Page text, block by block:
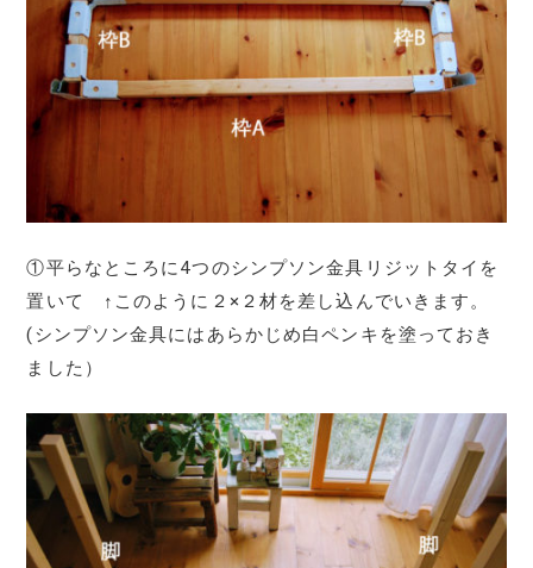
①平らなところに4つのシンプソン金具リジットタイを
置いて ↑このように２×２材を差し込んでいきます。
(シンプソン金具にはあらかじめ白ペンキを塗っておき
ました）